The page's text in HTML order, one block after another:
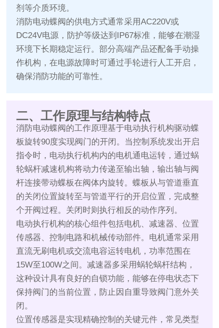
剂等介质环境。
消防电动蝶阀的供电方式通常采用AC220V或
DC24V电源，防护等级达到IP67标准，能够在潮湿
环境下长期稳定运行。部分高端产品还配备手动操
作机构，在电源故障时可通过手轮进行人工开启，
确保消防功能的可靠性。
二、工作原理与结构特点
消防电动蝶阀的工作原理基于电动执行机构驱动蝶
板旋转90度实现阀门的开闭。当控制系统发出开启
指令时，电动执行机构内的电机通电运转，通过蜗
轮蜗杆减速机构将动力传递至输出轴，输出轴与阀
杆连接带动蝶板在阀体内旋转。蝶板从与管道垂直
的关闭位置旋转至与管道平行的开启位置，完成整
个开阀过程。关闭时则执行相反的动作序列。
电动执行机构的核心组件包括电机、减速器、位置
传感器、控制电路和机械传动部件。电机通常采用
直流无刷电机或交流电容运转电机，功率范围在
15W至100W之间。减速器多采用蜗轮蜗杆结构，
这种设计具有良好的自锁功能，能够在停电状态下
保持阀门的当前位置，防止因自重导致阀门意外关
闭。
位置传感器是实现精确控制的关键元件，常见类型